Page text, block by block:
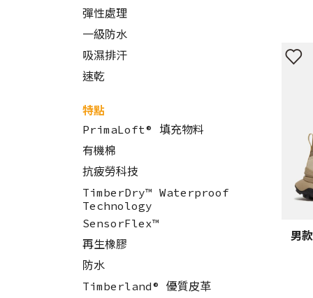
彈性處理
一級防水
吸濕排汗
速乾
特點
PrimaLoft® 填充物料
有機棉
抗疲勞科技
TimberDry™ Waterproof
Technology
SensorFlex™
再生橡膠
防水
Timberland® 優質皮革
男